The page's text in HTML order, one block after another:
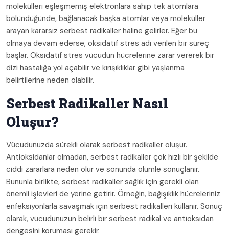
molekülleri eşleşmemiş elektronlara sahip tek atomlara
bölündüğünde, bağlanacak başka atomlar veya moleküller
arayan kararsız serbest radikaller haline gelirler. Eğer bu
olmaya devam ederse, oksidatif stres adı verilen bir süreç
başlar. Oksidatif stres vücudun hücrelerine zarar vererek bir
dizi hastalığa yol açabilir ve kırışıklıklar gibi yaşlanma
belirtilerine neden olabilir.
Serbest Radikaller Nasıl
Oluşur?
Vücudunuzda sürekli olarak serbest radikaller oluşur.
Antioksidanlar olmadan, serbest radikaller çok hızlı bir şekilde
ciddi zararlara neden olur ve sonunda ölümle sonuçlanır.
Bununla birlikte, serbest radikaller sağlık için gerekli olan
önemli işlevleri de yerine getirir. Örneğin, bağışıklık hücreleriniz
enfeksiyonlarla savaşmak için serbest radikalleri kullanır. Sonuç
olarak, vücudunuzun belirli bir serbest radikal ve antioksidan
dengesini koruması gerekir.